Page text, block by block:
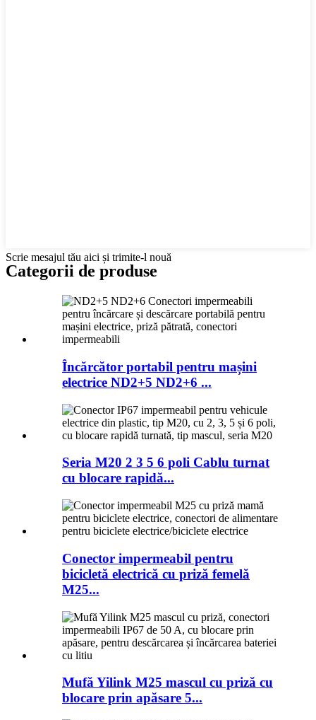
Scrie mesajul tău aici și trimite-l nouă
Categorii de produse
Încărcător portabil pentru mașini
electrice ND2+5 ND2+6 ...
Seria M20 2 3 5 6 poli Cablu turnat
cu blocare rapidă...
Conector impermeabil pentru
bicicletă electrică cu priză femelă
M25...
Mufă Yilink M25 mascul cu priză cu
blocare prin apăsare 5...